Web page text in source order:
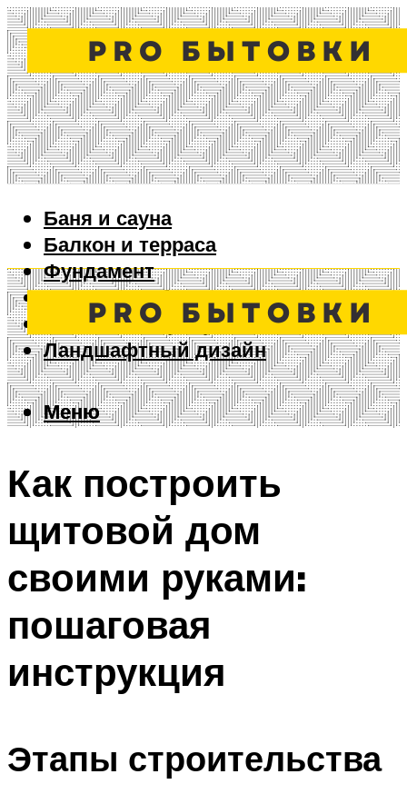
Баня и сауна
Балкон и терраса
Фундамент
Ворота и забор
Дизайн интерьера
Ландшафтный дизайн
Меню
Меню
Как построить
щитовой дом
своими руками:
пошаговая
инструкция
Этапы строительства